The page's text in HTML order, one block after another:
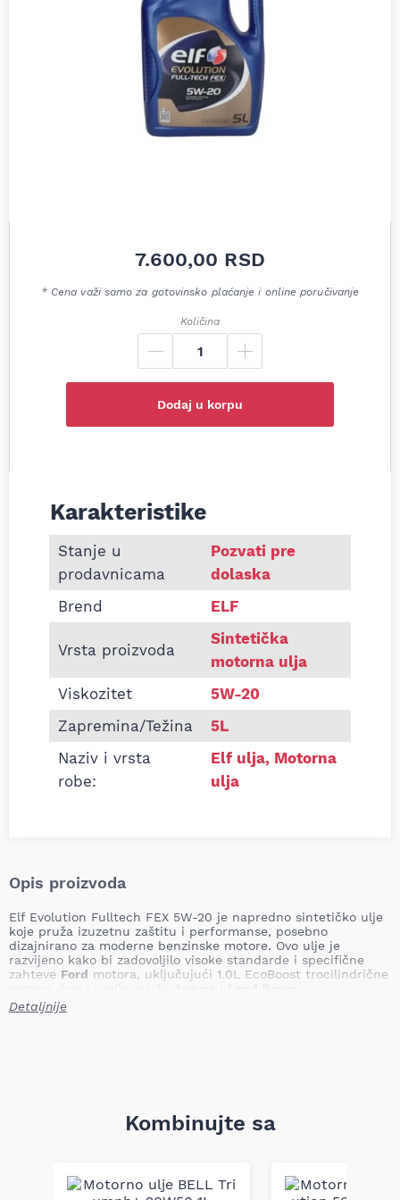
7.600,00 RSD
* Cena važi samo za gotovinsko plaćanje i online poručivanje
Količina
Dodaj u korpu
Informacije o Motorno ulje Elf Evolution Fulltech
Karakteristike
Stanje u
prodavnicama
Pozvati pre
dolaska
Brend
ELF
Vrsta proizvoda
Sintetička
motorna ulja
Viskozitet
5W-20
Zapremina/Težina
5L
Naziv i vrsta
robe:
Elf ulja, Motorna
ulja
Opis proizvoda
Elf Evolution Fulltech FEX 5W-20 je napredno sintetičko ulje
koje pruža izuzetnu zaštitu i performanse, posebno
dizajnirano za moderne benzinske motore. Ovo ulje je
razvijeno kako bi zadovoljilo visoke standarde i specifične
zahteve Ford motora, uključujući 1.0L EcoBoost trocilindrične
Land Rover
Primena
Ovo ulje je pogodno za sve uslove vožnje, uključujući sportski
stil vožnje i vožnju na visokim obrtajima, osiguravajući
Detaljnije
Kombinujte sa